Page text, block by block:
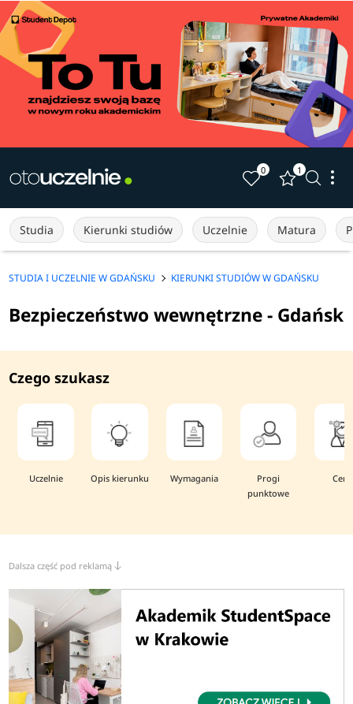
0 1
Studia Kierunki studiów Uczelnie Matura
STUDIA I UCZELNIE W GDAŃSKU KIERUNKI STUDIÓW W GDAŃSKU
Bezpieczeństwo wewnętrzne - Gdańsk
Czego szukasz
Uczelnie Opis kierunku Wymagania
Progi
punktowe
Ceny
Dalsza część pod reklamą